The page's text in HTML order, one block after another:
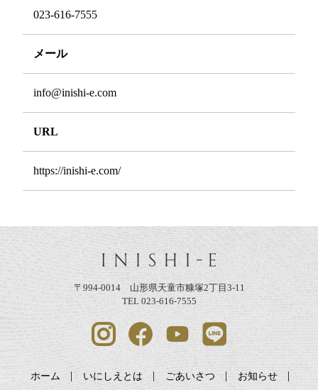
023-616-7555
メール
info@inishi-e.com
URL
https://inishi-e.com/
〒994-0014 山形県天童市糠塚2丁目3-11
TEL 023-616-7555
ホーム いにしえとは ごあいさつ お知らせ